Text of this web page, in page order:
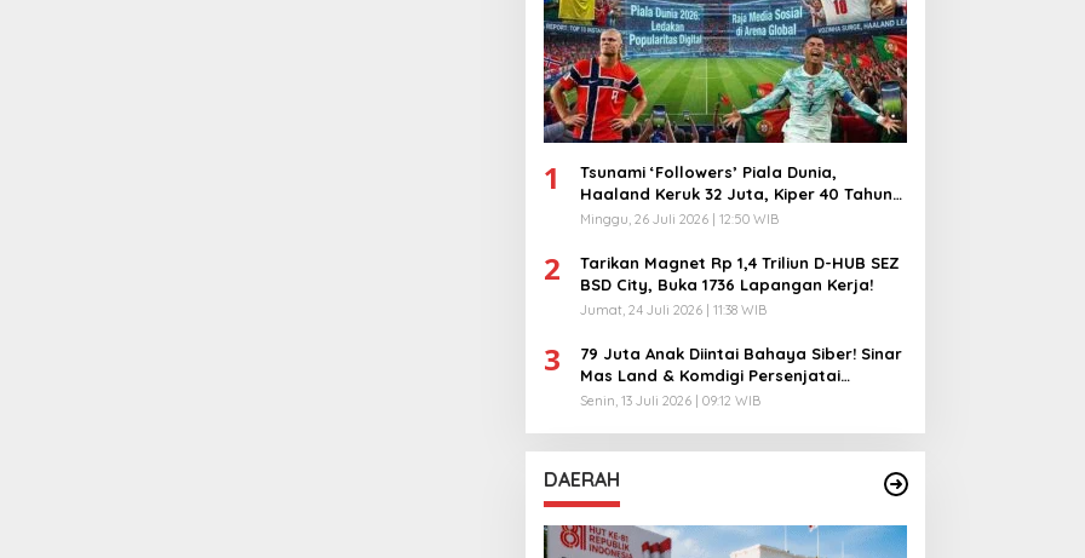
1
Tsunami ‘Followers’ Piala Dunia,
Haaland Keruk 32 Juta, Kiper 40 Tahun
Bikin Geger!
Minggu, 26 Juli 2026 | 12:50 WIB
2
Tarikan Magnet Rp 1,4 Triliun D-HUB SEZ
BSD City, Buka 1736 Lapangan Kerja!
Jumat, 24 Juli 2026 | 11:38 WIB
3
79 Juta Anak Diintai Bahaya Siber! Sinar
Mas Land & Komdigi Persenjatai
Ratusan Guru!
Senin, 13 Juli 2026 | 09:12 WIB
DAERAH